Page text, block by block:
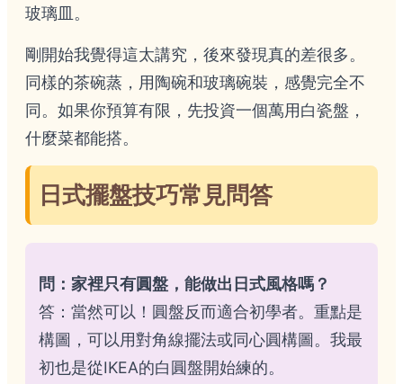
玻璃皿。
剛開始我覺得這太講究，後來發現真的差很多。
同樣的茶碗蒸，用陶碗和玻璃碗裝，感覺完全不
同。如果你預算有限，先投資一個萬用白瓷盤，
什麼菜都能搭。
日式擺盤技巧常見問答
問：家裡只有圓盤，能做出日式風格嗎？
答：當然可以！圓盤反而適合初學者。重點是
構圖，可以用對角線擺法或同心圓構圖。我最
初也是從IKEA的白圓盤開始練的。